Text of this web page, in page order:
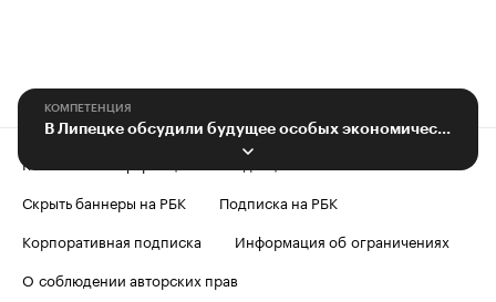
КОМПЕТЕНЦИЯ
Контактная информация
Редакция
Скрыть баннеры на РБК
Подписка на РБК
Корпоративная подписка
Информация об ограничениях
О соблюдении авторских прав